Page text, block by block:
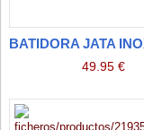
49.95 €